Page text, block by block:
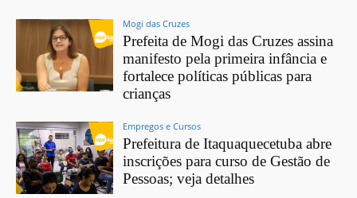
Mogi das Cruzes
Prefeita de Mogi das Cruzes assina
manifesto pela primeira infância e
fortalece políticas públicas para
crianças
Empregos e Cursos
Prefeitura de Itaquaquecetuba abre
inscrições para curso de Gestão de
Pessoas; veja detalhes